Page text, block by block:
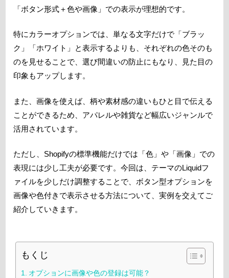
「ボタン形式＋色や画像」での表示が理想的です。
特にカラーオプションでは、単なる文字だけで「ブラッ
ク」「ホワイト」と表示するよりも、それぞれの色そのも
のを見せることで、選び間違いの防止にもなり、見た目の
印象もアップします。
また、画像を使えば、柄や素材感の違いもひと目で伝える
ことができるため、アパレルや雑貨など幅広いジャンルで
活用されています。
ただし、Shopifyの標準機能だけでは「色」や「画像」での
表現には少し工夫が必要です。今回は、テーマのLiquidフ
ァイルを少しだけ調整することで、ボタン型オプションを
画像や色付きで表示させる方法について、実例を交えてご
紹介していきます。
もくじ
オプションに画像や色の登録は可能？